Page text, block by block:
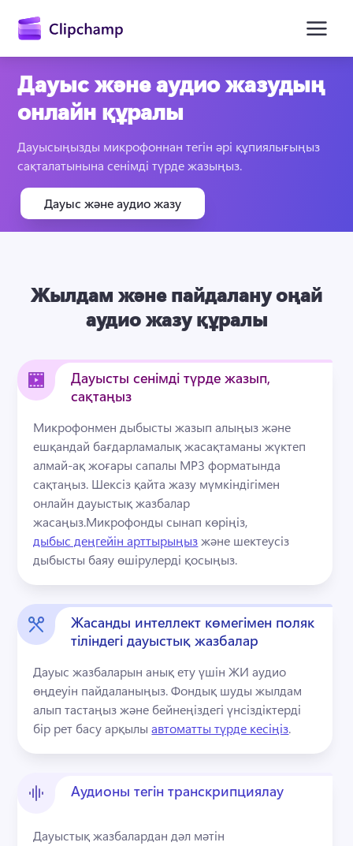
Жүйеге кіру
Дауыс және аудио жазудың
онлайн құралы
Дауысыңызды микрофоннан тегін әрі құпиялығыңыз
сақталатынына сенімді түрде жазыңыз.
Дауыс және аудио жазу
Жылдам және пайдалану оңай
аудио жазу құралы
Дауысты сенімді түрде жазып,
сақтаңыз
Микрофонмен дыбысты жазып алыңыз және
ешқандай бағдарламалық жасақтаманы жүктеп
алмай-ақ жоғары сапалы MP3 форматында
сақтаңыз. Шексіз қайта жазу мүмкіндігімен
онлайн дауыстық жазбалар
жасаңыз.Микрофонды сынап көріңіз,
дыбыс деңгейін арттырыңыз және шектеусіз
дыбысты баяу өшірулерді қосыңыз.
Жасанды интеллект көмегімен поляк
тіліндегі дауыстық жазбалар
Дауыс жазбаларын анық ету үшін ЖИ аудио
өңдеуін пайдаланыңыз. Фондық шуды жылдам
алып тастаңыз және бейнеңіздегі үнсіздіктерді
бір рет басу арқылы автоматты түрде кесіңіз.
Аудионы тегін транскрипциялау
Дауыстық жазбалардан дәл мәтін